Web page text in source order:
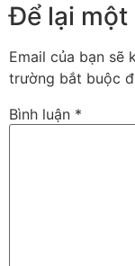
Để lại một
Email của bạn sẽ
trường bắt buộc
Bình luận *